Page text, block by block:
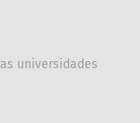
universidades